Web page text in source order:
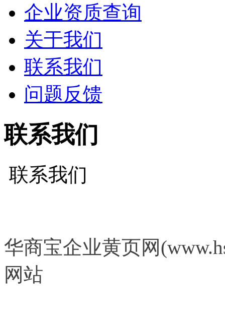
企业资质查询
关于我们
联系我们
问题反馈
联系我们
联系我们
华商宝企业黄页网
网站